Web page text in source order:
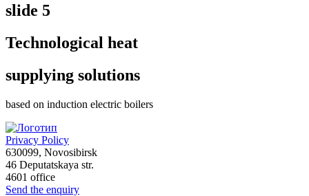
slide 5
Technological heat
supplying solutions
based on induction electric boilers
Privacy Policy
630099, Novosibirsk
46 Deputatskaya str.
4601 office
Send the enquiry